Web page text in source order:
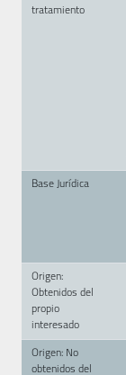
tratamiento
Base Jurídica
Origen:
Obtenidos del
propio
interesado
Origen: No
obtenidos del